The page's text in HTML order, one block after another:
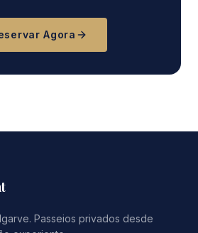
Agora
Passeios privados desde